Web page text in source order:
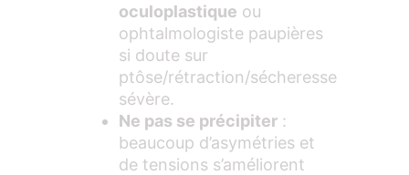
oculoplastique ou
ophtalmologiste paupières
si doute sur
ptôse/rétraction/sécheresse
sévère.
Ne pas se précipiter :
beaucoup d’asymétries et
de tensions s’améliorent